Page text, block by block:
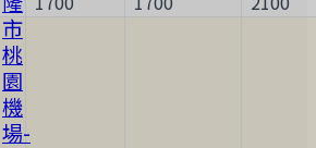
市
桃
園
機
場-